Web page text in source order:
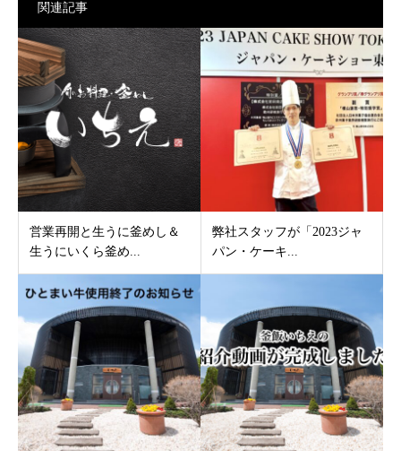
関連記事
営業再開と生うに釜めし＆
生うにいくら釜め...
弊社スタッフが「2023ジャ
パン・ケーキ...